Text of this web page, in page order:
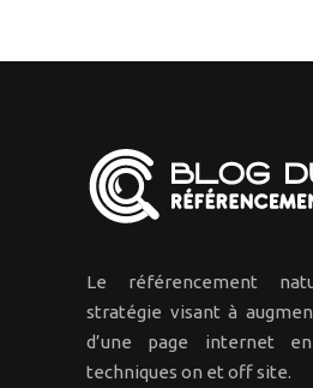
Le référencement
stratégie visant à
d’une page internet
techniques on et off site.